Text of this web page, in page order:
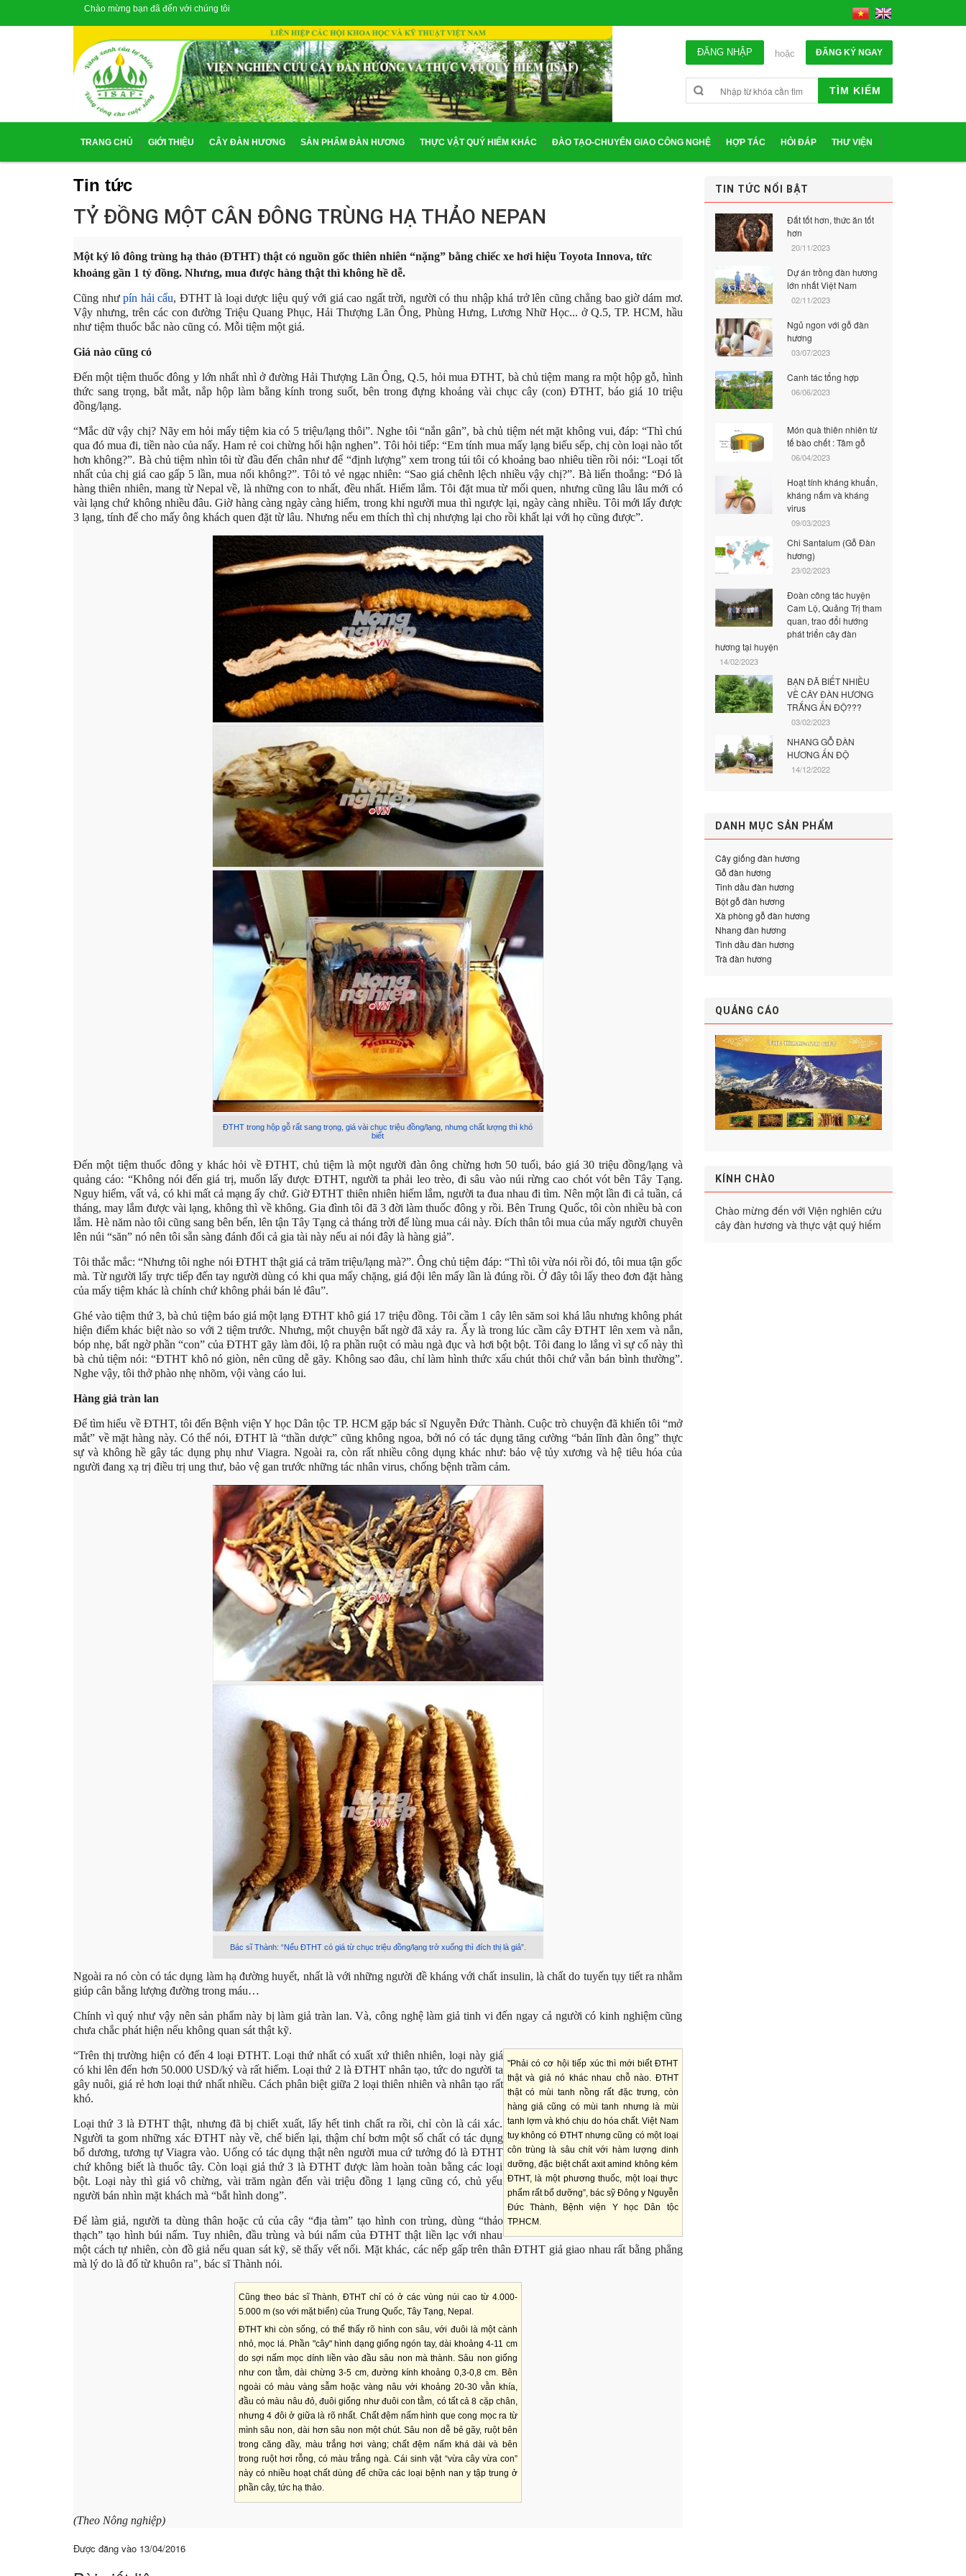
Chào mừng bạn đã đến với chúng tôi
ĐĂNG KÝ NGAY
hoặc
ĐĂNG NHẬP
TÌM KIẾM
TRANG CHỦ GIỚI THIỆU CÂY ĐÀN HƯƠNG SẢN PHẨM ĐÀN HƯƠNG THỰC VẬT QUÝ HIẾM KHÁC ĐÀO TẠO-CHUYỂN GIAO CÔNG NGHỆ HỢP TÁC HỎI ĐÁP THƯ VIỆN
Tin tức
TỶ ĐỒNG MỘT CÂN ĐÔNG TRÙNG HẠ THẢO NEPAN
Một ký lô đông trùng hạ thảo (ĐTHT) thật có nguồn gốc thiên nhiên “nặng” bằng chiếc xe hơi hiệu Toyota Innova, tức
khoảng gần 1 tỷ đồng. Nhưng, mua được hàng thật thì không hề dễ.
Cũng nhưpín hải cẩu, ĐTHT là loại dược liệu quý với giá cao ngất trời, người có thu nhập khá trở lên cũng chẳng bao giờ dám mơ.
Vậy nhưng, trên các con đường Triệu Quang Phục, Hải Thượng Lãn Ông, Phùng Hưng, Lương Nhữ Học... ở Q.5, TP. HCM, hầu
như tiệm thuốc bắc nào cũng có. Mỗi tiệm một giá.
Giá nào cũng có
Đến một tiệm thuốc đông y lớn nhất nhì ở đường Hải Thượng Lãn Ông, Q.5, hỏi mua ĐTHT, bà chủ tiệm mang ra một hộp gỗ, hình
thức sang trọng, bắt mắt, nắp hộp làm bằng kính trong suốt, bên trong đựng khoảng vài chục cây (con) ĐTHT, báo giá 10 triệu
đồng/lạng.
“Mắc dữ vậy chị? Nãy em hỏi mấy tiệm kia có 5 triệu/lạng thôi”. Nghe tôi “nắn gân”, bà chủ tiệm nét mặt không vui, đáp: “Thì chú
qua đó mua đi, tiền nào của nấy. Ham rẻ coi chừng hối hận nghen”. Tôi hỏi tiếp: “Em tính mua mấy lạng biếu sếp, chị còn loại nào tốt
hơn không?”. Bà chủ tiệm nhìn tôi từ đầu đến chân như để “định lượng” xem trong túi tôi có khoảng bao nhiêu tiền rồi nói: “Loại tốt
nhất của chị giá cao gấp 5 lần, mua nổi không?”. Tôi tỏ vẻ ngạc nhiên: “Sao giá chênh lệch nhiều vậy chị?”. Bà liến thoắng: “Đó là
hàng thiên nhiên, mang từ Nepal về, là những con to nhất, đều nhất. Hiếm lắm. Tôi đặt mua từ mối quen, nhưng cũng lâu lâu mới có
vài lạng chứ không nhiều đâu. Giờ hàng càng ngày càng hiếm, trong khi người mua thì ngược lại, ngày càng nhiều. Tôi mới lấy được
3 lạng, tính để cho mấy ông khách quen đặt từ lâu. Nhưng nếu em thích thì chị nhượng lại cho rồi khất lại với họ cũng được”.
ĐTHT trong hộp gỗ rất sang trọng, giá vài chục triệu đồng/lạng, nhưng chất lượng thì khó
biết
Đến một tiệm thuốc đông y khác hỏi về ĐTHT, chủ tiệm là một người đàn ông chừng hơn 50 tuổi, báo giá 30 triệu đồng/lạng và
quảng cáo: “Không nói đến giá trị, muốn lấy được ĐTHT, người ta phải leo trèo, đi sâu vào núi rừng cao chót vót bên Tây Tạng.
Nguy hiểm, vất vả, có khi mất cả mạng ấy chứ. Giờ ĐTHT thiên nhiên hiếm lắm, người ta đua nhau đi tìm. Nên một lần đi cả tuần, cả
tháng, may lắm được vài lạng, không thì về không. Gia đình tôi đã 3 đời làm thuốc đông y rồi. Bên Trung Quốc, tôi còn nhiều bà con
lắm. Hè năm nào tôi cũng sang bên bển, lên tận Tây Tạng cả tháng trời để lùng mua cái này. Đích thân tôi mua của mấy người chuyên
lên núi “săn” nó nên tôi sẵn sàng đánh đổi cả gia tài này nếu ai nói đây là hàng giả”.
Tôi thắc mắc: “Nhưng tôi nghe nói ĐTHT thật giá cả trăm triệu/lạng mà?”. Ông chủ tiệm đáp: “Thì tôi vừa nói rồi đó, tôi mua tận gốc
mà. Từ người lấy trực tiếp đến tay người dùng có khi qua mấy chặng, giá đội lên mấy lần là đúng rồi. Ở đây tôi lấy theo đơn đặt hàng
của mấy tiệm khác là chính chứ không phải bán lẻ đâu”.
Ghé vào tiệm thứ 3, bà chủ tiệm báo giá một lạng ĐTHT khô giá 17 triệu đồng. Tôi cầm 1 cây lên săm soi khá lâu nhưng không phát
hiện điểm khác biệt nào so với 2 tiệm trước. Nhưng, một chuyện bất ngờ đã xảy ra. Ấy là trong lúc cầm cây ĐTHT lên xem và nắn,
bóp nhẹ, bất ngờ phần “con” của ĐTHT gãy làm đôi, lộ ra phần ruột có màu ngà đục và hơi bột bột. Tôi đang lo lắng vì sự cố này thì
bà chủ tiệm nói: “ĐTHT khô nó giòn, nên cũng dễ gãy. Không sao đâu, chỉ làm hình thức xấu chút thôi chứ vẫn bán bình thường”.
Nghe vậy, tôi thở phào nhẹ nhõm, vội vàng cáo lui.
Hàng giả tràn lan
Để tìm hiểu về ĐTHT, tôi đến Bệnh viện Y học Dân tộc TP. HCM gặp bác sĩ Nguyễn Đức Thành. Cuộc trò chuyện đã khiến tôi “mở
mắt” về mặt hàng này. Có thể nói, ĐTHT là “thần dược” cũng không ngoa, bởi nó có tác dụng tăng cường “bản lĩnh đàn ông” thực
sự và không hề gây tác dụng phụ như Viagra. Ngoài ra, còn rất nhiều công dụng khác như: bảo vệ tủy xương và hệ tiêu hóa của
người đang xạ trị điều trị ung thư, bảo vệ gan trước những tác nhân virus, chống bệnh trầm cảm.
Bác sĩ Thành: “Nếu ĐTHT có giá từ chục triệu đồng/lạng trở xuống thì đích thị là giả”.
Ngoài ra nó còn có tác dụng làm hạ đường huyết, nhất là với những người đề kháng với chất insulin, là chất do tuyến tụy tiết ra nhằm
giúp cân bằng lượng đường trong máu…
Chính vì quý như vậy nên sản phẩm này bị làm giả tràn lan. Và, công nghệ làm giả tinh vi đến ngay cả người có kinh nghiệm cũng
chưa chắc phát hiện nếu không quan sát thật kỹ.
"Phải có cơ hội tiếp xúc thì mới biết ĐTHT
thật và giả nó khác nhau chỗ nào. ĐTHT
thật có mùi tanh nồng rất đặc trưng, còn
hàng giả cũng có mùi tanh nhưng là mùi
tanh lợm và khó chịu do hóa chất. Việt Nam
tuy không có ĐTHT nhưng cũng có một loại
côn trùng là sâu chít với hàm lượng dinh
dưỡng, đặc biệt chất axit amind không kém
ĐTHT, là một phương thuốc, một loại thực
phẩm rất bổ dưỡng”, bác sỹ Đông y Nguyễn
Đức Thành, Bệnh viện Y học Dân tộc
TP.HCM.
“Trên thị trường hiện có đến 4 loại ĐTHT. Loại thứ nhất có xuất xứ thiên nhiên, loại này giá
có khi lên đến hơn 50.000 USD/ký và rất hiếm. Loại thứ 2 là ĐTHT nhân tạo, tức do người ta
gây nuôi, giá rẻ hơn loại thứ nhất nhiều. Cách phân biệt giữa 2 loại thiên nhiên và nhân tạo rất
khó.
Loại thứ 3 là ĐTHT thật, nhưng đã bị chiết xuất, lấy hết tinh chất ra rồi, chỉ còn là cái xác.
Người ta gom những xác ĐTHT này về, chế biến lại, thậm chí bơm một số chất có tác dụng
bổ dương, tương tự Viagra vào. Uống có tác dụng thật nên người mua cứ tưởng đó là ĐTHT
chứ không biết là thuốc tây. Còn loại giả thứ 3 là ĐTHT được làm hoàn toàn bằng các loại
bột. Loại này thì giá vô chừng, vài trăm ngàn đến vài triệu đồng 1 lạng cũng có, chủ yếu
người bán nhìn mặt khách mà “bắt hình dong”.
Để làm giả, người ta dùng thân hoặc củ của cây “địa tàm” tạo hình con trùng, dùng “thảo
thạch” tạo hình búi nấm. Tuy nhiên, đầu trùng và búi nấm của ĐTHT thật liền lạc với nhau
một cách tự nhiên, còn đồ giả nếu quan sát kỹ, sẽ thấy vết nối. Mặt khác, các nếp gấp trên thân ĐTHT giả giao nhau rất bằng phẳng
mà lý do là đổ từ khuôn ra", bác sĩ Thành nói.
Cũng theo bác sĩ Thành, ĐTHT chỉ có ở các vùng núi cao từ 4.000-
5.000 m (so với mặt biển) của Trung Quốc, Tây Tạng, Nepal.
ĐTHT khi còn sống, có thể thấy rõ hình con sâu, với đuôi là một cành
nhỏ, mọc lá. Phần "cây" hình dạng giống ngón tay, dài khoảng 4-11 cm
do sợi nấm mọc dính liền vào đầu sâu non mà thành. Sâu non giống
như con tằm, dài chừng 3-5 cm, đường kính khoảng 0,3-0,8 cm. Bên
ngoài có màu vàng sẫm hoặc vàng nâu với khoảng 20-30 vằn khía,
đầu có màu nâu đỏ, đuôi giống như đuôi con tằm, có tất cả 8 cặp chân,
nhưng 4 đôi ở giữa là rõ nhất. Chất đệm nấm hình que cong mọc ra từ
mình sâu non, dài hơn sâu non một chút. Sâu non dễ bẻ gãy, ruột bên
trong căng đầy, màu trắng hơi vàng; chất đệm nấm khá dài và bên
trong ruột hơi rỗng, có màu trắng ngà. Cái sinh vật “vừa cây vừa con”
này có nhiều hoạt chất dùng để chữa các loại bệnh nan y tập trung ở
phần cây, tức hạ thảo.
(Theo Nông nghiệp)
Được đăng vào 13/04/2016
TIN TỨC NỔI BẬT
Đất tốt hơn, thức ăn tốt
hơn
20/11/2023
Dự án trồng đàn hương
lớn nhất Việt Nam
02/11/2023
Ngủ ngon với gỗ đàn
hương
03/07/2023
Canh tác tổng hợp
06/06/2023
Món quà thiên nhiên từ
tế bào chết : Tâm gỗ
06/04/2023
Hoạt tính kháng khuẩn,
kháng nấm và kháng
virus
09/03/2023
Chi Santalum (Gỗ Đàn
hương)
23/02/2023
Đoàn công tác huyện
Cam Lộ, Quảng Trị tham
quan, trao đổi hướng
phát triển cây đàn
hương tại huyện
14/02/2023
BẠN ĐÃ BIẾT NHIỀU
VỀ CÂY ĐÀN HƯƠNG
TRẮNG ẤN ĐỘ???
03/02/2023
NHANG GỖ ĐÀN
HƯƠNG ẤN ĐỘ
14/12/2022
DANH MỤC SẢN PHẨM
Cây giống đàn hương
Gỗ đàn hương
Tinh dầu đàn hương
Bột gỗ đàn hương
Xà phòng gỗ đàn hương
Nhang đàn hương
Tinh dầu đàn hương
Trà đàn hương
QUẢNG CÁO
KÍNH CHÀO
Chào mừng đến với Viện nghiên cứu
cây đàn hương và thực vật quý hiếm